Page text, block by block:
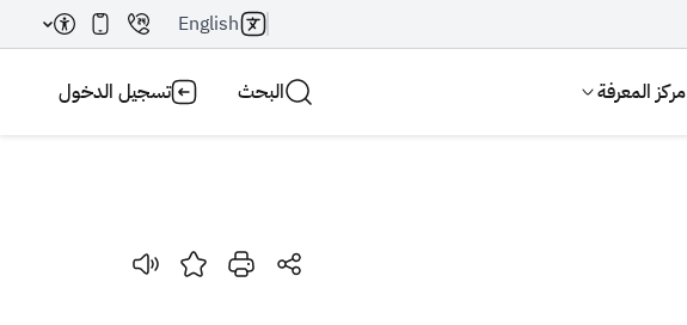
English
مركز المعرفة البحث تسجيل الدخول